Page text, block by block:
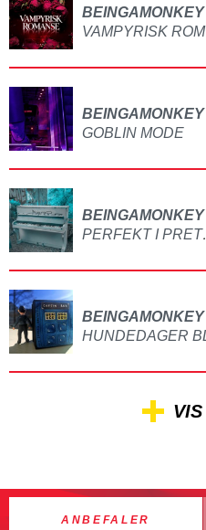
BEINGAMONKEY
BEINGAMONKEY
GOBLIN MODE
BEINGAMONKEY
BEINGAMONKEY
ANBEFALER